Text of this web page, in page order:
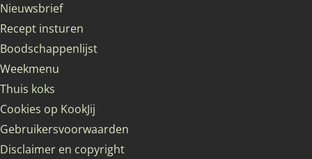
Nieuwsbrief
Recept insturen
Boodschappenlijst
Weekmenu
Thuis koks
Cookies op KookJij
Gebruikersvoorwaarden
Disclaimer en copyright